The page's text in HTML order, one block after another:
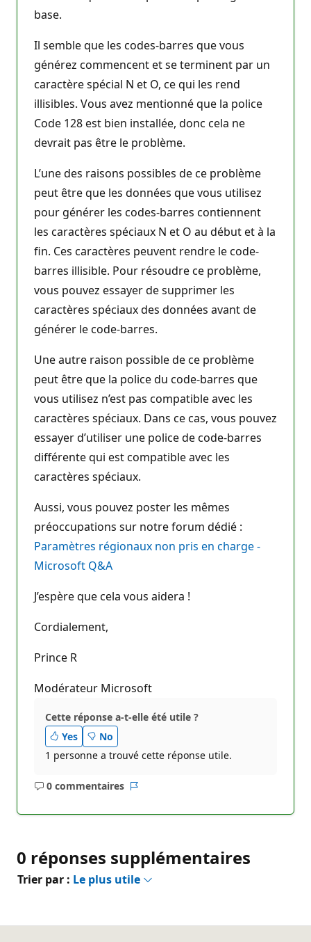
base.
Il semble que les codes-barres que vous
générez commencent et se terminent par un
caractère spécial N et O, ce qui les rend
illisibles. Vous avez mentionné que la police
Code 128 est bien installée, donc cela ne
devrait pas être le problème.
L’une des raisons possibles de ce problème
peut être que les données que vous utilisez
pour générer les codes-barres contiennent
les caractères spéciaux N et O au début et à la
fin. Ces caractères peuvent rendre le code-
barres illisible. Pour résoudre ce problème,
vous pouvez essayer de supprimer les
caractères spéciaux des données avant de
générer le code-barres.
Une autre raison possible de ce problème
peut être que la police du code-barres que
vous utilisez n’est pas compatible avec les
caractères spéciaux. Dans ce cas, vous pouvez
essayer d’utiliser une police de code-barres
différente qui est compatible avec les
caractères spéciaux.
Aussi, vous pouvez poster les mêmes
préoccupations sur notre forum dédié :
Paramètres régionaux non pris en charge -
Microsoft Q&A
J’espère que cela vous aidera !
Cordialement,
Prince R
Modérateur Microsoft
Cette réponse a-t-elle été utile ?
Yes
No
1 personne a trouvé cette réponse utile.
0 commentaires
Aucun
0 réponses supplémentaires
Trier par : Le plus utile